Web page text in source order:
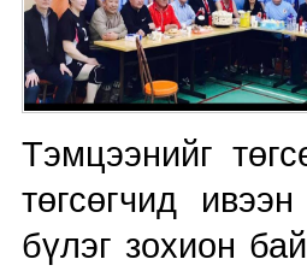
Тэмцээнийг
төгсөгчид
бүлэг зохион